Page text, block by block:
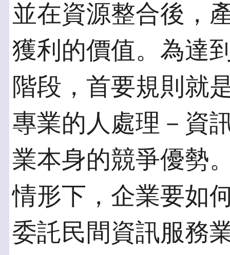
並在資源整合後，
獲利的價值。為達
階段，首要規則就
專業的人處理－資
業本身的競爭優勢
情形下，企業要如
委託民間資訊服務